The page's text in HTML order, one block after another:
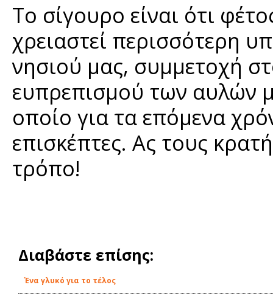
Το σίγουρο είναι ότι
χρειαστεί περισσότερη
νησιού μας, συμμετοχή
ευπρεπισμού των αυλών
οποίο για τα επόμενα
επισκέπτες. Ας τους
τρόπο!
Διαβάστε επίσης:
Ένα γλυκό για το τέλος